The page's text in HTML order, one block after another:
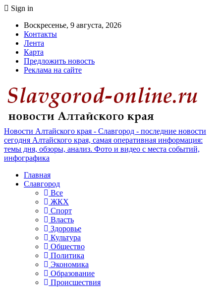
Sign in
Воскресенье, 9 августа, 2026
Контакты
Лента
Карта
Предложить новость
Реклама на сайте
Новости Алтайского края - Славгород - последние новости
сегодня Алтайского края, самая оперативная информация:
темы дня, обзоры, анализ. Фото и видео с места событий,
инфографика
Главная
Славгород
Все
ЖКХ
Спорт
Власть
Здоровье
Культура
Общество
Политика
Экономика
Образование
Происшествия